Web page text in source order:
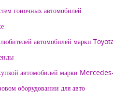
гоночных автомобилей
любителей автомобилей марки
автомобилей марки
оборудовании для авто